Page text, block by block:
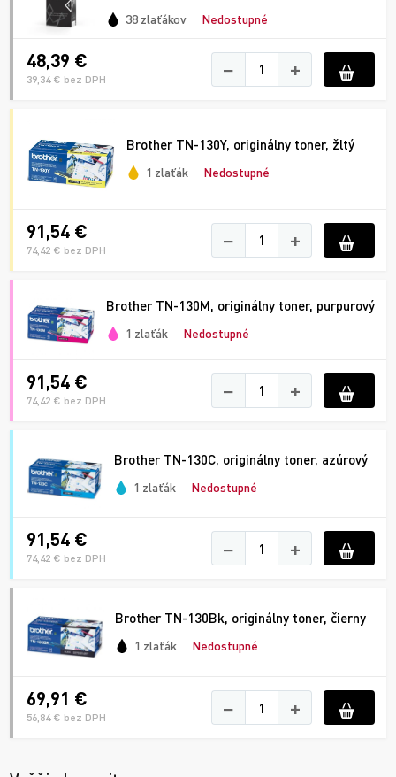
38 zlaťákov Nedostupné
48,39 €
39,34 € bez DPH − +
Brother TN-130Y, originálny toner, žltý
1 zlaťák Nedostupné
91,54 €
74,42 € bez DPH − +
Brother TN-130M, originálny toner, purpurový
1 zlaťák Nedostupné
91,54 €
74,42 € bez DPH − +
Brother TN-130C, originálny toner, azúrový
1 zlaťák Nedostupné
91,54 €
74,42 € bez DPH − +
Brother TN-130Bk, originálny toner, čierny
1 zlaťák Nedostupné
69,91 €
56,84 € bez DPH − +